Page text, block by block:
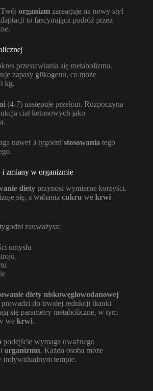
Twój organizm zareaguje na nowy styl
to fascynująca podróż przez
przestawiania się metabolizmu.
zapasy glikogenu, co może
kg.
(4-7) następuje przełom. Rozpoczyna
ciał ketonowych jako
nawet 3 tygodni stosowania tego
i zmiany w organizmie
diety przynosi wymierne korzyści.
się, a wahania cukru we krwi
zauważysz:
umysłu
diety niskowęglowodanowej
do trwałej redukcji tkanki
się parametry metaboliczne, w tym
we krwi.
podejście wymaga uważnego
organizmu. Każda osoba może
indywidualnym tempie.